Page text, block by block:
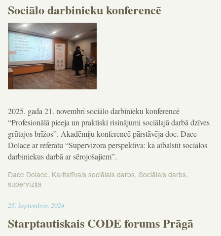
Sociālo darbinieku konferencē
2025. gada 21. novembrī sociālo darbinieku konferencē
“Profesionālā pieeja un praktiski risinājumi sociālajā darbā dzīves
grūtajos brīžos”. Akadēmiju konferencē pārstāvēja doc. Dace
Dolace ar referātu “Supervizora perspektīva: kā atbalstīt sociālos
darbiniekus darbā ar sērojošajiem”.
Dace Dolace, Karitatīvais sociālais darbs, Sociālais darbs,
supervīzija
25. Septembris, 202413:25
Starptautiskais CODE forums Prāgā